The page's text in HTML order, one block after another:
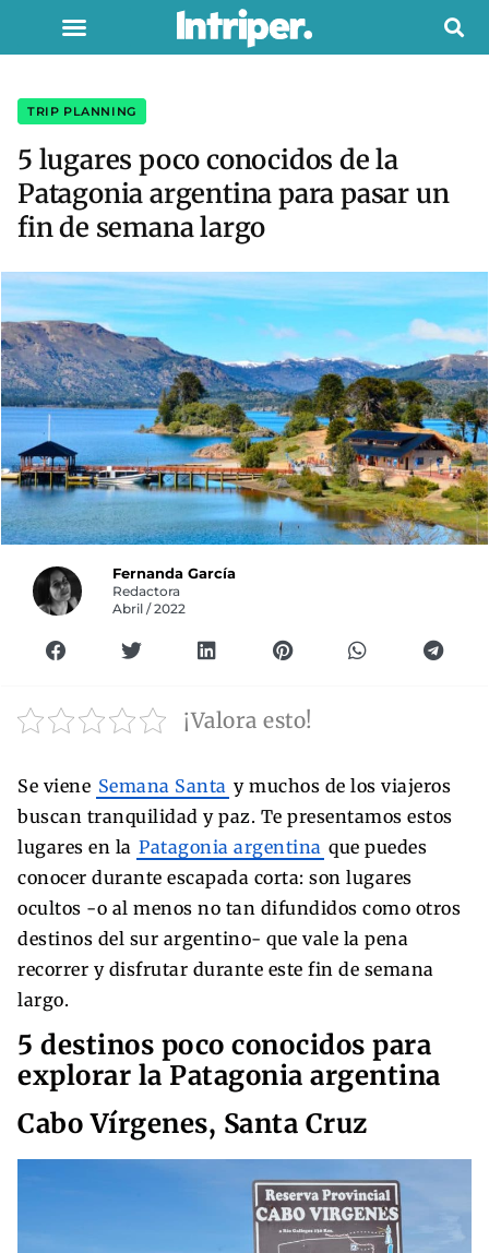
TRIP PLANNING
5 lugares poco conocidos de la
Patagonia argentina para pasar un
fin de semana largo
Fernanda García
Redactora
Abril / 2022
¡Valora esto!
Se viene Semana Santa y muchos de los viajeros
buscan tranquilidad y paz. Te presentamos estos
lugares en la Patagonia argentina que puedes
conocer durante escapada corta: son lugares
ocultos -o al menos no tan difundidos como otros
destinos del sur argentino- que vale la pena
recorrer y disfrutar durante este fin de semana
largo.
5 destinos poco conocidos para
explorar la Patagonia argentina
Cabo Vírgenes, Santa Cruz